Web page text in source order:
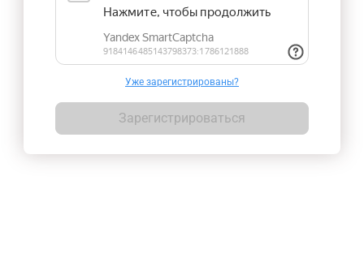
Уже зарегистрированы?
Зарегистрироваться